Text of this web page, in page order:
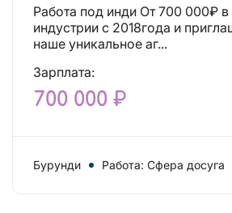
Работа под инди От 700 000₽ в месяц Мы в
индустрии с 2018года и
наше уникальное аг...
Зарплата:
700 000 ₽
Бурунди Работа: Сфера досуга